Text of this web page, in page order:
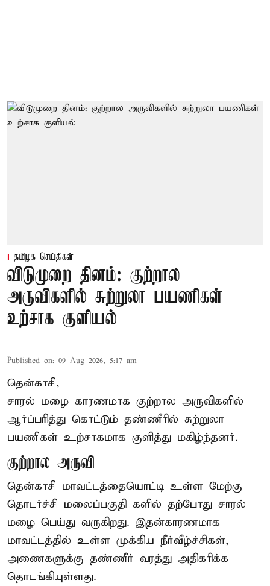
தமிழக செய்திகள்
விடுமுறை தினம்: குற்றால
அருவிகளில் சுற்றுலா பயணிகள்
உற்சாக குளியல்
Published on: 09 Aug 2026, 5:17 am
தென்காசி,
சாரல் மழை காரணமாக குற்றால அருவிகளில்
ஆர்ப்பரித்து கொட்டும் தண்ணீரில் சுற்றுலா
பயணிகள் உற்சாகமாக குளித்து மகிழ்ந்தனர்.
குற்றால அருவி
தென்காசி மாவட்டத்தையொட்டி உள்ள மேற்கு
தொடர்ச்சி மலைப்பகுதி களில் தற்போது சாரல்
மழை பெய்து வருகிறது. இதன்காரணமாக
மாவட்டத்தில் உள்ள முக்கிய நீர்வீழ்ச்சிகள்,
அணைகளுக்கு தண்ணீர் வரத்து அதிகரிக்க
தொடங்கியுள்ளது.